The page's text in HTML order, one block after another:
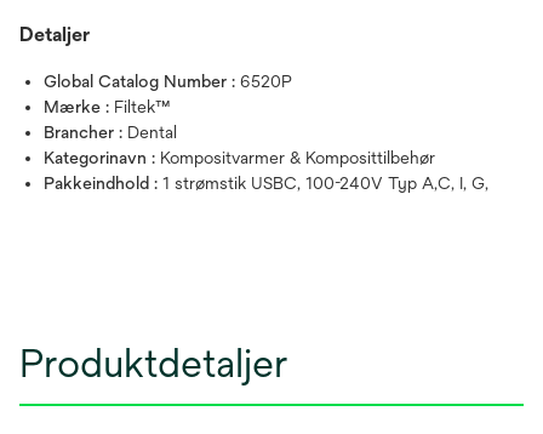
Detaljer
Global Catalog Number : 6520P
Mærke : Filtek™
Brancher : Dental
Kategorinavn : Kompositvarmer & Komposittilbehør
Pakkeindhold : 1 strømstik USBC, 100-240V Typ A,C, I, G,
Produktdetaljer